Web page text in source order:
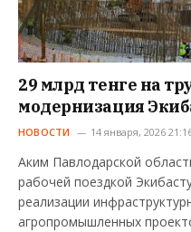
29 млрд тенге на
модернизация
НОВОСТИ 14 января, 2026
Аким Павлодарской
рабочей поездкой
реализации
агропромышленных